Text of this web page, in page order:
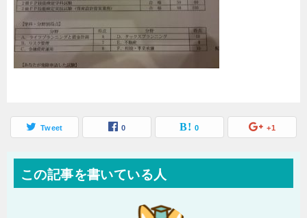
Tweet 0 0 +1
この記事を書いている人